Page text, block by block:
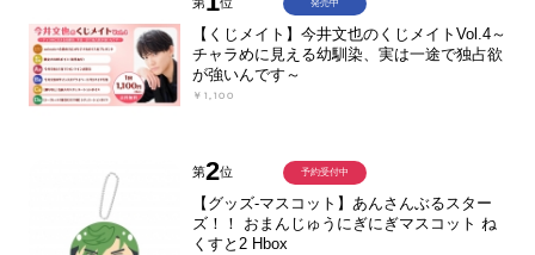
【くじメイト】今井文也のくじメイトVol.4～
チャラめに見える幼馴染、実は一途で独占欲
が強いんです～
￥1,100
発売中
第2位
【グッズ-マスコット】あんさんぶるスター
ズ！！ おまんじゅうにぎにぎマスコット ね
くすと2 Hbox
予約受付中